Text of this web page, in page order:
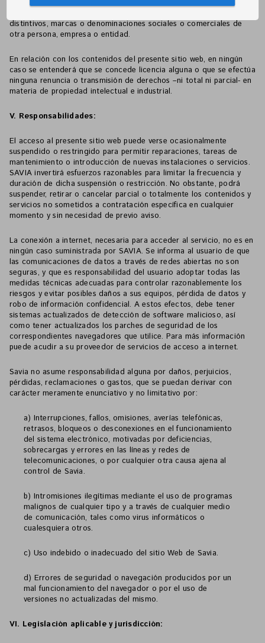
sitio Web de Savia, así como presentar el sitio Web de Savia o la
distintivos, marcas o denominaciones sociales o comerciales de
otra persona, empresa o entidad.
En relación con los contenidos del presente sitio web, en ningún
caso se entenderá que se concede licencia alguna o que se efectúa
ninguna renuncia o transmisión de derechos –ni total ni parcial- en
materia de propiedad intelectual e industrial.
V. Responsabilidades:
El acceso al presente sitio web puede verse ocasionalmente
suspendido o restringido para permitir reparaciones, tareas de
mantenimiento o introducción de nuevas instalaciones o servicios.
SAVIA invertirá esfuerzos razonables para limitar la frecuencia y
duración de dicha suspensión o restricción. No obstante, podrá
suspender, retirar o cancelar parcial o totalmente los contenidos y
servicios no sometidos a contratación específica en cualquier
momento y sin necesidad de previo aviso.
La conexión a internet, necesaria para acceder al servicio, no es en
ningún caso suministrada por SAVIA. Se informa al usuario de que
las comunicaciones de datos a través de redes abiertas no son
seguras, y que es responsabilidad del usuario adoptar todas las
medidas técnicas adecuadas para controlar razonablemente los
riesgos y evitar posibles daños a sus equipos, pérdida de datos y
robo de información confidencial. A estos efectos, debe tener
sistemas actualizados de detección de software malicioso, así
como tener actualizados los parches de seguridad de los
correspondientes navegadores que utilice. Para más información
puede acudir a su proveedor de servicios de acceso a internet.
Savia no asume responsabilidad alguna por daños, perjuicios,
pérdidas, reclamaciones o gastos, que se puedan derivar con
carácter meramente enunciativo y no limitativo por:
a) Interrupciones, fallos, omisiones, averías telefónicas,
retrasos, bloqueos o desconexiones en el funcionamiento
del sistema electrónico, motivadas por deficiencias,
sobrecargas y errores en las líneas y redes de
telecomunicaciones, o por cualquier otra causa ajena al
control de Savia.
b) Intromisiones ilegítimas mediante el uso de programas
malignos de cualquier tipo y a través de cualquier medio
de comunicación, tales como virus informáticos o
cualesquiera otros.
c) Uso indebido o inadecuado del sitio Web de Savia.
d) Errores de seguridad o navegación producidos por un
mal funcionamiento del navegador o por el uso de
versiones no actualizadas del mismo.
VI. Legislación aplicable y jurisdicción: